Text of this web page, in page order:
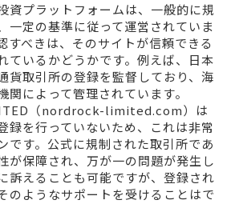
資プラットフォームは、一般的に規
一定の基準に従って運営されていま
すべきは、そのサイトが信頼できる
ているかどうかです。例えば、日本
貨取引所の登録を監督しており、海
関によって管理されています。
（nordrock-limited.com）は
録を行っていないため、これは非常
です。公式に規制された取引所であ
が保障され、万が一の問題が発生し
訴えることも可能ですが、登録され
のようなサポートを受けることはで